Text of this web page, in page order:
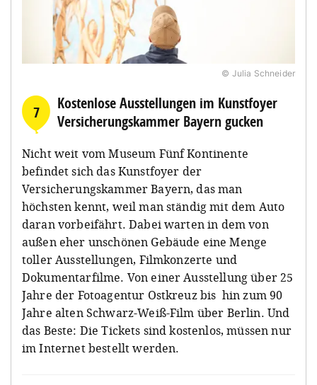
© Julia Schneider
7
Kostenlose Ausstellungen im Kunstfoyer
Versicherungskammer Bayern gucken
Nicht weit vom Museum Fünf Kontinente
befindet sich das Kunstfoyer der
Versicherungskammer Bayern, das man
höchsten kennt, weil man ständig mit dem Auto
daran vorbeifährt. Dabei warten in dem von
außen eher unschönen Gebäude eine Menge
toller Ausstellungen, Filmkonzerte und
Dokumentarfilme. Von einer Ausstellung über 25
Jahre der Fotoagentur Ostkreuz bis hin zum 90
Jahre alten Schwarz-Weiß-Film über Berlin. Und
das Beste: Die Tickets sind kostenlos, müssen nur
im Internet bestellt werden.